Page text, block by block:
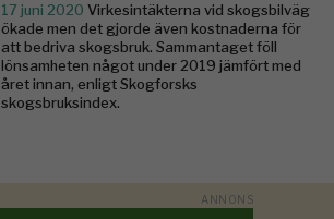
17 juni 2020 Virkesintäkterna vid skogsbilväg
ökade men det gjorde även kostnaderna för
att bedriva skogsbruk. Sammantaget föll
lönsamheten något under 2019 jämfört med
året innan, enligt Skogforsks
skogsbruksindex.